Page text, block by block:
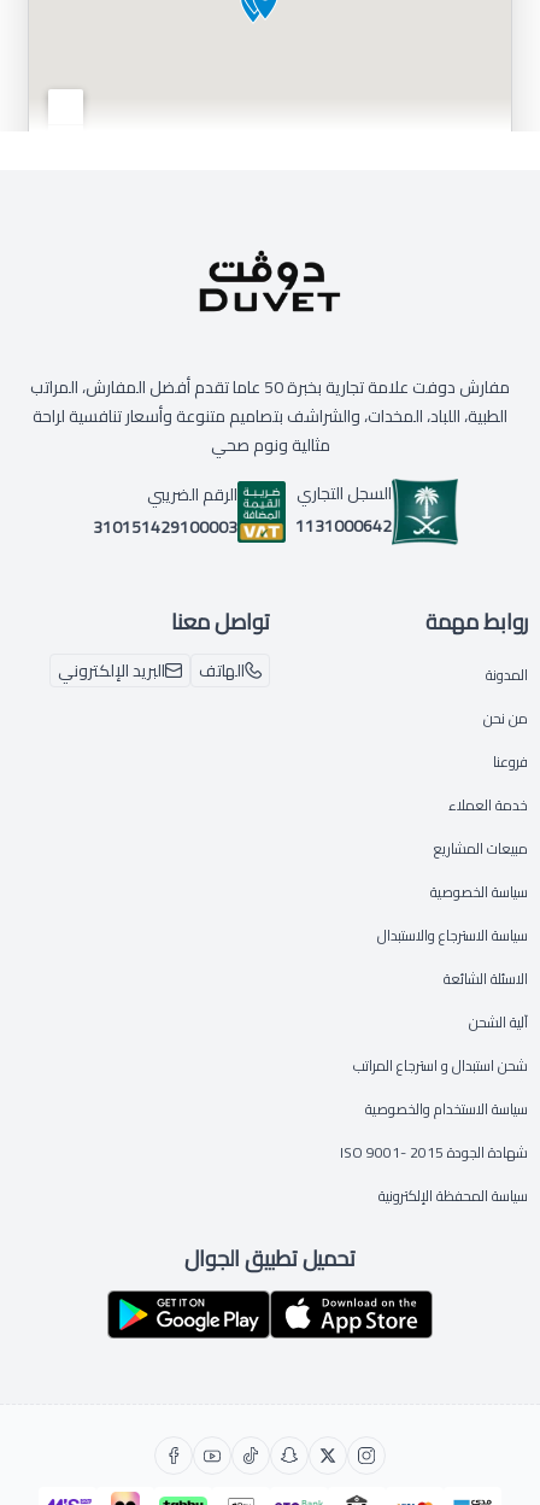
مفارش دوفت علامة تجارية بخبرة 50 عاما تقدم أفضل المفارش، المراتب
الطبية، اللباد، المخدات، والشراشف بتصاميم متنوعة وأسعار تنافسية لراحة
مثالية ونوم صحي
السجل التجاري
1131000642
الرقم الضريبي
310151429100003
روابط مهمة
المدونة
من نحن
فروعنا
خدمة العملاء
مبيعات المشاريع
سياسة الخصوصية
سياسة الاسترجاع والاستبدال
الاسئلة الشائعة
آلية الشحن
شحن استبدال و استرجاع المراتب
سياسة الاستخدام والخصوصية
شهادة الجودة ISO 9001- 2015
سياسة المحفظة الإلكترونية
تواصل معنا
الهاتف البريد الإلكتروني
تحميل تطبيق الجوال